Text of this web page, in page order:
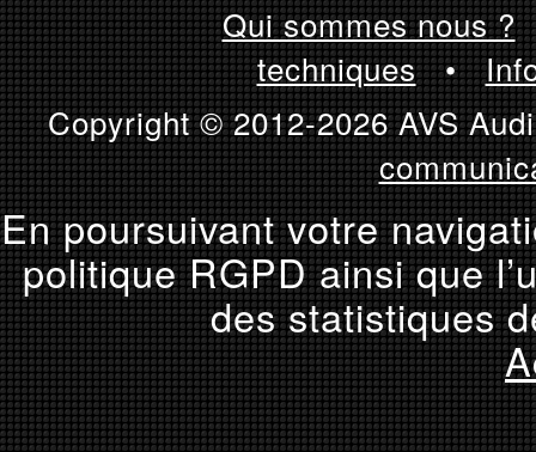
Qui sommes nous ?
techniques•
Copyright © 2012-2026 AVS
En poursuivant votre
politique RGPD ainsi que
des statistiques